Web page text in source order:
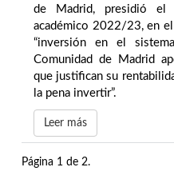
de Madrid, presidió el
académico 2022/23, en
“inversión en el
Comunidad de Madrid
que justifican su
la pena invertir”.
Leer más
Página 1 de 2.